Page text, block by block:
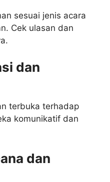
sesuai jenis acara
Cek ulasan dan
dan
terbuka terhadap
komunikatif dan
dan